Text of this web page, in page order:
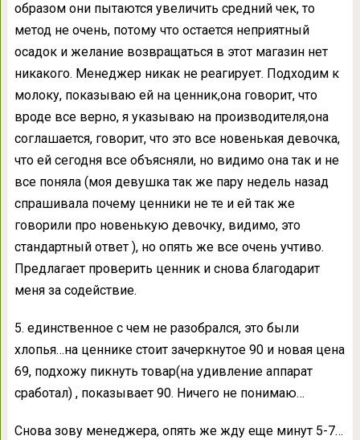
образом они пытаются увеличить средний чек, то
метод не очень, потому что остается неприятный
осадок и желание возвращаться в этот магазин нет
никакого. Менеджер никак не реагирует. Подходим к
молоку, показываю ей на ценник,она говорит, что
вроде все верно, я указываю на производителя,она
соглашается, говорит, что это все новенькая девочка,
что ей сегодня все объясняли, но видимо она так и не
все поняла (моя девушка так же пару недель назад
спрашивала почему ценники не те и ей так же
говорили про новенькую девочку, видимо, это
стандартный ответ ), но опять же все очень учтиво.
Предлагает проверить ценник и снова благодарит
меня за содействие.
5. единственное с чем не разобрался, это были
хлопья…на ценнике стоит зачеркнутое 90 и новая цена
69, подхожу пикнуть товар(на удивление аппарат
сработал) , показывает 90. Ничего не понимаю…
Снова зову менеджера, опять же жду еще минут 5-7…